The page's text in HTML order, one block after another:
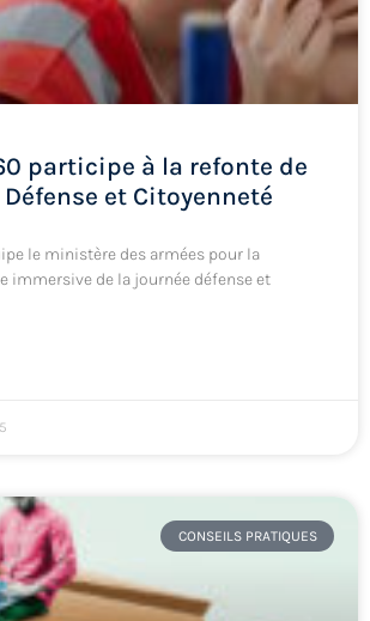
participe à la refonte de
et Citoyenneté
le ministère des armées pour la
immersive de la journée défense et
CONSEILS PRATIQUES